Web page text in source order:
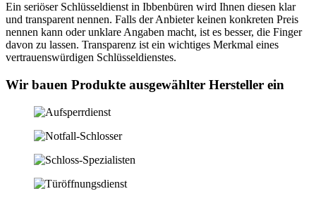
Ein seriöser Schlüsseldienst in Ibbenbüren wird Ihnen diesen klar
und transparent nennen. Falls der Anbieter keinen konkreten Preis
nennen kann oder unklare Angaben macht, ist es besser, die Finger
davon zu lassen. Transparenz ist ein wichtiges Merkmal eines
vertrauenswürdigen Schlüsseldienstes.
Wir bauen Produkte ausgewählter Hersteller ein